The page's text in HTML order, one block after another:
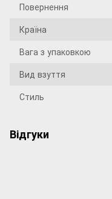
Повернення
Країна
Вага з упаковкою
Вид взуття
Стиль
Відгуки